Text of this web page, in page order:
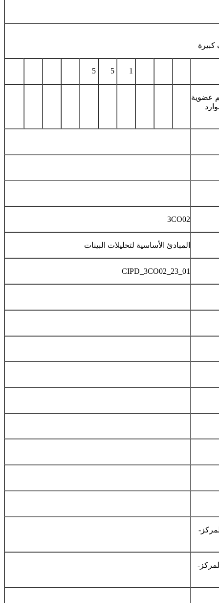
من رقم عضوية
3CO02
المبادئ الأساسية لتحليلات البينات
CIPD_3CO02_23_01